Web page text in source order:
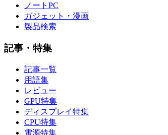
ノートPC
ガジェット・漫画
製品検索
記事・特集
記事一覧
用語集
レビュー
GPU特集
ディスプレイ特集
CPU特集
電源特集